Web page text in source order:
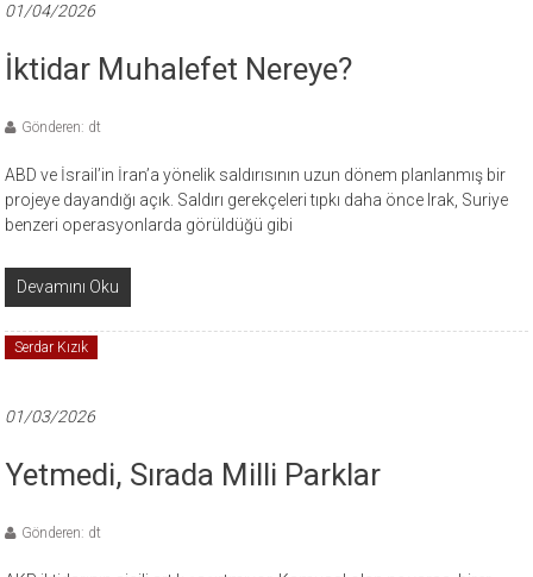
01/04/2026
İktidar Muhalefet Nereye?
Gönderen: dt
ABD ve İsrail’in İran’a yönelik saldırısının uzun dönem planlanmış bir
projeye dayandığı açık. Saldırı gerekçeleri tıpkı daha önce Irak, Suriye
benzeri operasyonlarda görüldüğü gibi
Devamını Oku
Serdar Kızık
01/03/2026
Yetmedi, Sırada Milli Parklar
Gönderen: dt